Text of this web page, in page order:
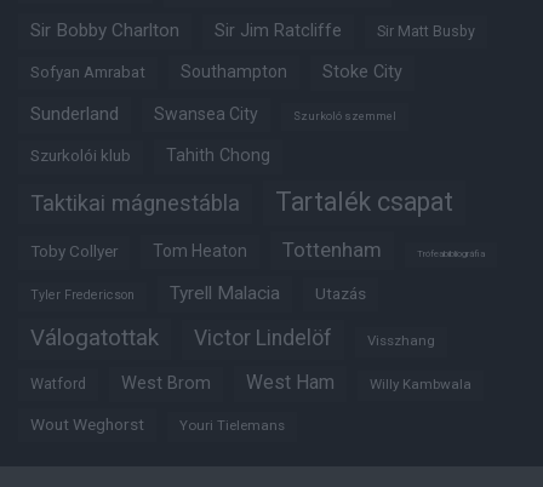
Sir Bobby Charlton Sir Jim Ratcliffe Sir Matt Busby
Sofyan Amrabat Southampton Stoke City
Sunderland Swansea City Szurkoló szemmel
Szurkolói klub Tahith Chong
Taktikai mágnestábla Tartalék csapat
Toby Collyer Tom Heaton Tottenham Trófeabibliográfia
Tyler Fredericson Tyrell Malacia Utazás
Válogatottak Victor Lindelöf Visszhang
Watford West Brom West Ham Willy Kambwala
Wout Weghorst Youri Tielemans